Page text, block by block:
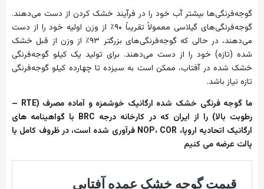
گوجه‌فرنگی‌ها بیشتر آب خود را در فرآیند خشک کردن از دست می‌دهند.
گوجه‌فرنگی‌های گیلاسی معمولاً تقریباً ۹۰٪ از وزن اولیه خود را از دست
می‌دهند، در حالی که گوجه‌فرنگی‌های بزرگتر ۹۳٪ از وزن از قبل خشک
شده (تازه) خود را از دست می‌دهند. برای تولید یک کیلو گوجه‌فرنگی
خشک شده در آفتاب، ممکن است به سیزده تا چهارده کیلو گوجه‌فرنگی
تازه نیاز باشد.
ما گوجه فرنگی خشک شده ارگانیک خوشمزه و آماده مصرف (RTE –
رطوبت بالا)را از ایران که در کارخانه درجه با گواهینامه های
ارگانیک اتحادیه اروپا، ،COR فرآوری شده است، در ظروف کامل یا
پالت عرضه می کنیم